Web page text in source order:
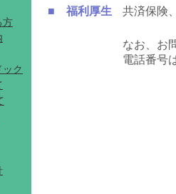
方
ク
■ 福利厚生
共済保険
なお、お
電話番号